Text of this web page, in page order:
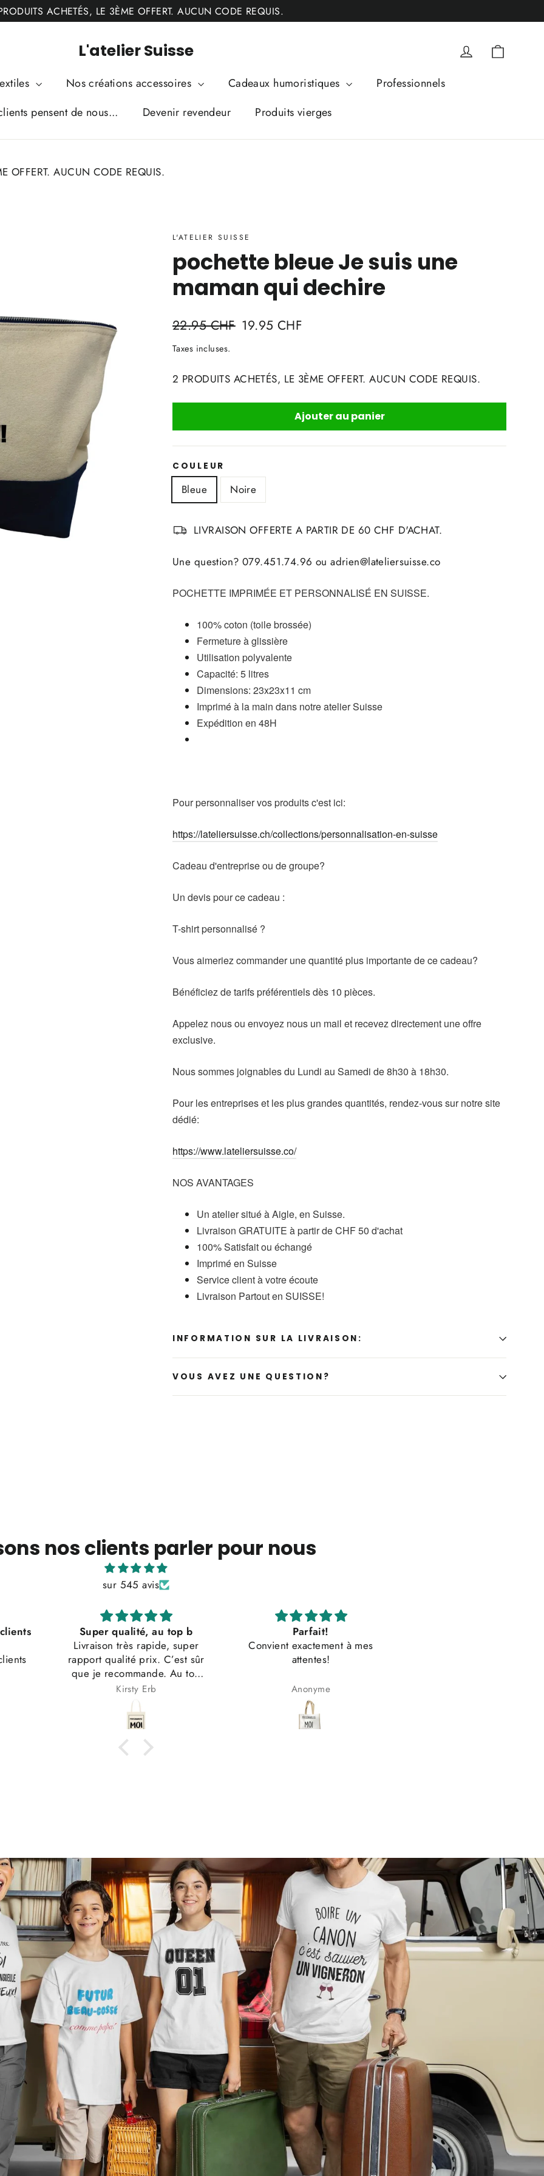
ACHETÉS, LE 3ÈME OFFERT. AUCUN CODE REQUIS.
L'atelier Suisse Se connecter
Nos créations accessoires Cadeaux humoristiques
Professionnels
pensent de nous...
Devenir revendeur Produits vierges
OFFERT. AUCUN CODE REQUIS.
L'ATELIER SUISSE
pochette bleue Je suis une
maman qui dechire
Prix
22.95 CHF Prix
19.95 CHF
Taxes incluses.
2 PRODUITS ACHETÉS, LE 3ÈME OFFERT. AUCUN CODE REQUIS.
Ajouter au panier
COULEUR
Bleue Noire
LIVRAISON OFFERTE A PARTIR DE 60 CHF D'ACHAT.
Une question? 079.451.74.96 ou adrien@lateliersuisse.co
POCHETTE IMPRIMÉE ET PERSONNALISÉ EN SUISSE.
100% coton (toile brossée)
Fermeture à glissière
Utilisation polyvalente
Capacité: 5 litres
Dimensions: 23x23x11 cm
Imprimé à la main dans notre atelier Suisse
Expédition en 48H
Pour personnaliser vos produits c'est ici:
https://lateliersuisse.ch/collections/personnalisation-en-suisse
Cadeau d'entreprise ou de groupe?
Un devis pour ce cadeau :
T-shirt personnalisé ?
Vous aimeriez commander une quantité plus importante de ce cadeau?
Bénéficiez de tarifs préférentiels dès 10 pièces.
Appelez nous ou envoyez nous un mail et recevez directement une offre
exclusive.
Nous sommes joignables du Lundi au Samedi de 8h30 à 18h30.
Pour les entreprises et les plus grandes quantités, rendez-vous sur notre site
dédié:
https://www.lateliersuisse.co/
NOS AVANTAGES
Un atelier situé à Aigle, en Suisse.
Livraison GRATUITE à partir de CHF 50 d'achat
100% Satisfait ou échangé
Imprimé en Suisse
Service client à votre écoute
Livraison Partout en SUISSE!
INFORMATION SUR LA LIVRAISON:
VOUS AVEZ UNE QUESTION?
nos clients parler pour nous
sur 545 avis
b
sûr
top
Parfait!
Convient exactement à mes
attentes!
Anonyme
Impression tip-top, j’aurais
juste souhaité plus de choix
dans la couleur, mais c’était
Impression t-shirt
Anonyme